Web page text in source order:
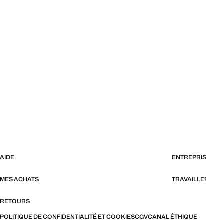
AIDE
MES ACHATS
RETOURS
POLITIQUE DE CONFIDENTIALITÉ ET COOKIESCGVCANAL ÉTHIQUE